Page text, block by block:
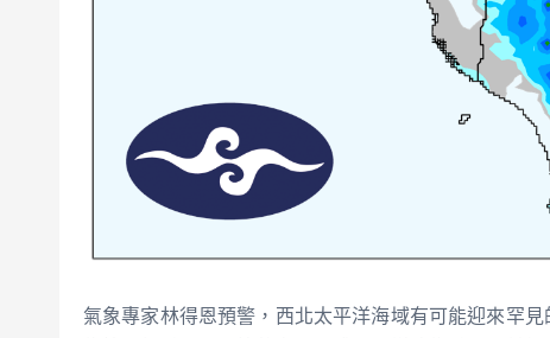
氣象專家林得恩預警，西北太平洋海域有可能迎來罕